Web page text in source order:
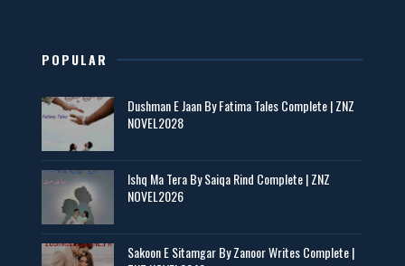
📥 Download Now
Zaroori Apps Ke Link - ZNZ Today
POPULAR
Dushman E Jaan By Fatima Tales Complete | ZNZ
NOVEL2028
Ishq Ma Tera By Saiqa Rind Complete | ZNZ
NOVEL2026
Sakoon E Sitamgar By Zanoor Writes Complete |